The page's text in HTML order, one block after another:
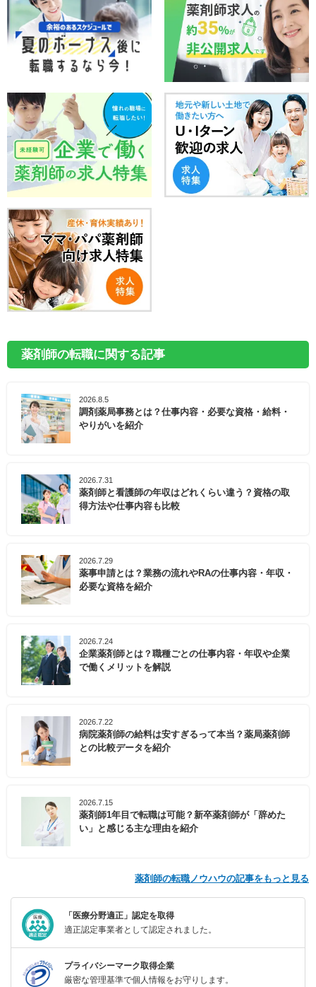
薬剤師の転職に関する記事
2026.8.5
調剤薬局事務とは？仕事内容・必要な資格・給料・
やりがいを紹介
2026.7.31
薬剤師と看護師の年収はどれくらい違う？資格の取
得方法や仕事内容も比較
2026.7.29
薬事申請とは？業務の流れやRAの仕事内容・年収・
必要な資格を紹介
2026.7.24
企業薬剤師とは？職種ごとの仕事内容・年収や企業
で働くメリットを解説
2026.7.22
病院薬剤師の給料は安すぎるって本当？薬局薬剤師
との比較データを紹介
2026.7.15
薬剤師1年目で転職は可能？新卒薬剤師が「辞めた
い」と感じる主な理由を紹介
薬剤師の転職ノウハウの記事をもっと見る
「医療分野適正」認定を取得
適正認定事業者として認定されました。
プライバシーマーク取得企業
厳密な管理基準で個人情報をお守りします。